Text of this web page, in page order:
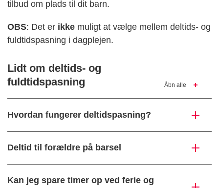
tilbud om plads til dit barn.
OBS: Det er ikke muligt at vælge mellem deltids- og
fuldtidspasning i dagplejen.
Lidt om deltids- og
fuldtidspasning
Åbn alle
Hvordan fungerer deltidspasning?
Deltid til forældre på barsel
Kan jeg spare timer op ved ferie og